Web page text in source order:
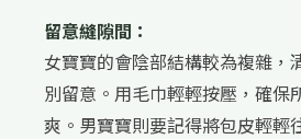
留意縫隙間：
女寶寶的會陰部結構較為複雜，
別留意。用毛巾輕輕按壓，確保
爽。男寶寶則要記得將包皮輕輕